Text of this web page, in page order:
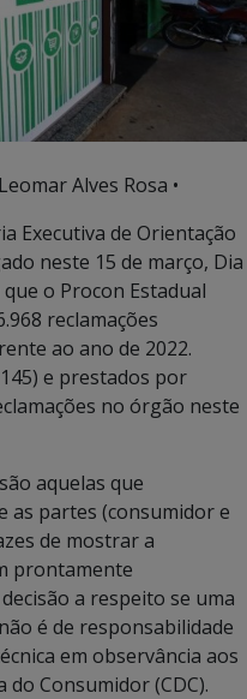
Alves Rosa •
Executiva de Orientação
neste 15 de março, Dia
o Procon Estadual
reclamações
ao ano de 2022.
e prestados por
no órgão neste
aquelas que
as partes (consumidor e
de mostrar a
prontamente
a respeito se uma
é de responsabilidade
em observância aos
Consumidor (CDC).